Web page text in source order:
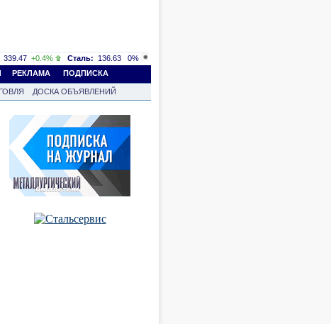
339.47 +0.4% Сталь: 136.63
0%
РЕКЛАМА ПОДПИСКА
ДОСКА ОБЪЯВЛЕНИЙ